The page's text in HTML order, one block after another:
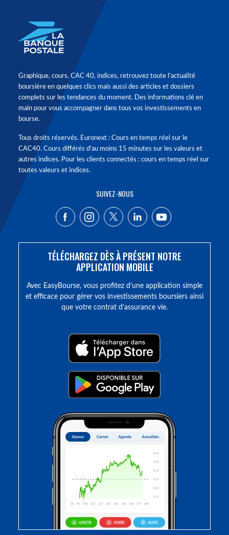
Graphique, cours, CAC 40, indices, retrouvez toute l'actualité
boursière en quelques clics mais aussi des articles et dossiers
complets sur les tendances du moment. Des informations clé en
main pour vous accompagner dans tous vos investissements en
bourse.
Tous droits réservés. Euronext : Cours en temps réel sur le
CAC40. Cours différés d'au moins 15 minutes sur les valeurs et
autres indices. Pour les clients connectés : cours en temps réel sur
toutes valeurs et indices.
SUIVEZ-NOUS
TÉLÉCHARGEZ DÈS À PRÉSENT NOTRE
APPLICATION MOBILE
Avec EasyBourse, vous profitez d’une application simple
et efficace pour gérer vos investissements boursiers ainsi
que votre contrat d’assurance vie.